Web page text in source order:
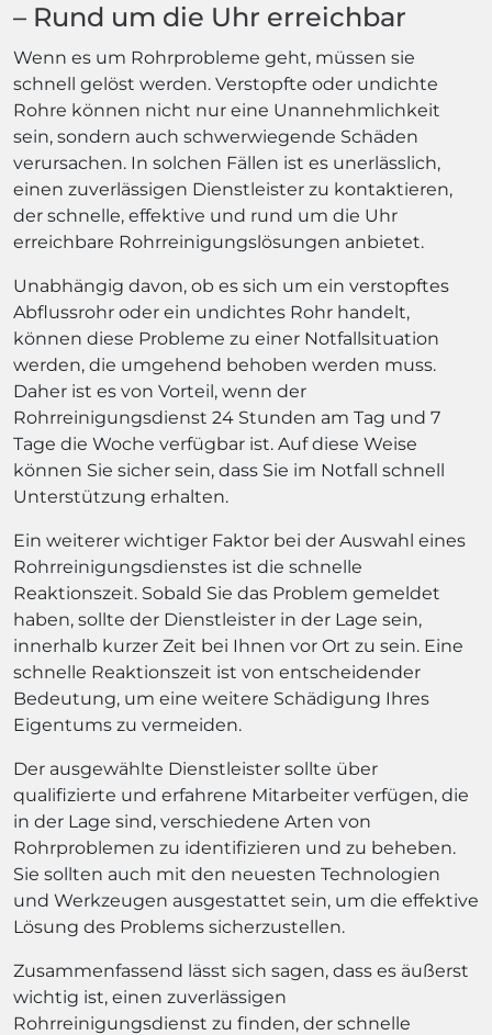
– Rund um die Uhr erreichbar
Wenn es um Rohrprobleme geht, müssen sie
schnell gelöst werden. Verstopfte oder undichte
Rohre können nicht nur eine Unannehmlichkeit
sein, sondern auch schwerwiegende Schäden
verursachen. In solchen Fällen ist es unerlässlich,
einen zuverlässigen Dienstleister zu kontaktieren,
der schnelle, effektive und rund um die Uhr
erreichbare Rohrreinigungslösungen anbietet.
Unabhängig davon, ob es sich um ein verstopftes
Abflussrohr oder ein undichtes Rohr handelt,
können diese Probleme zu einer Notfallsituation
werden, die umgehend behoben werden muss.
Daher ist es von Vorteil, wenn der
Rohrreinigungsdienst 24 Stunden am Tag und 7
Tage die Woche verfügbar ist. Auf diese Weise
können Sie sicher sein, dass Sie im Notfall schnell
Unterstützung erhalten.
Ein weiterer wichtiger Faktor bei der Auswahl eines
Rohrreinigungsdienstes ist die schnelle
Reaktionszeit. Sobald Sie das Problem gemeldet
haben, sollte der Dienstleister in der Lage sein,
innerhalb kurzer Zeit bei Ihnen vor Ort zu sein. Eine
schnelle Reaktionszeit ist von entscheidender
Bedeutung, um eine weitere Schädigung Ihres
Eigentums zu vermeiden.
Der ausgewählte Dienstleister sollte über
qualifizierte und erfahrene Mitarbeiter verfügen, die
in der Lage sind, verschiedene Arten von
Rohrproblemen zu identifizieren und zu beheben.
Sie sollten auch mit den neuesten Technologien
und Werkzeugen ausgestattet sein, um die effektive
Lösung des Problems sicherzustellen.
Zusammenfassend lässt sich sagen, dass es äußerst
wichtig ist, einen zuverlässigen
Rohrreinigungsdienst zu finden, der schnelle